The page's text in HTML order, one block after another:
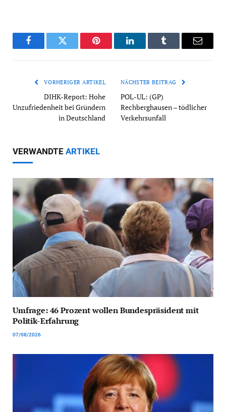
FacebookTwitter Pinterest LinkedInTumblr Email
VORHERIGER ARTIKEL
DIHK-Report: Hohe
Unzufriedenheit bei Gründern
in Deutschland
NÄCHSTER BEITRAG
POL-UL: (GP)
Rechberghausen – tödlicher
Verkehrsunfall
VERWANDTE ARTIKEL
Umfrage: 46 Prozent wollen Bundespräsident mit
Politik-Erfahrung
07/08/2026